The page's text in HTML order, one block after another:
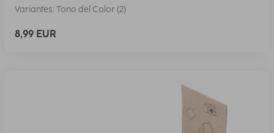
Variantes: Tono del Color (2)
8,99 EUR